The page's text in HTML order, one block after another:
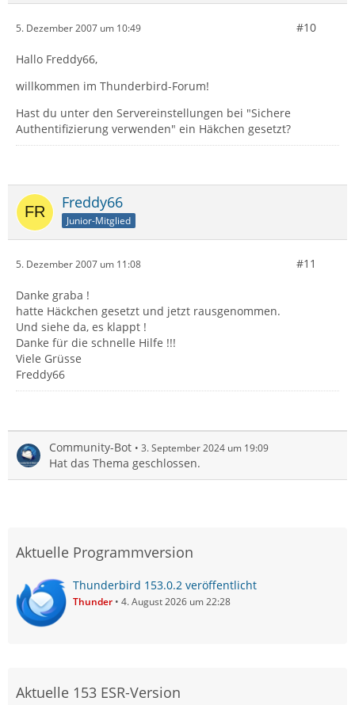
5. Dezember 2007 um 10:49 #10
Hallo Freddy66,
willkommen im Thunderbird-Forum!
Hast du unter den Servereinstellungen bei "Sichere
Authentifizierung verwenden" ein Häkchen gesetzt?
Freddy66
Junior-Mitglied
5. Dezember 2007 um 11:08 #11
Danke graba !
hatte Häckchen gesetzt und jetzt rausgenommen.
Und siehe da, es klappt !
Danke für die schnelle Hilfe !!!
Viele Grüsse
Freddy66
Community-Bot 3. September 2024 um 19:09
Hat das Thema geschlossen.
Aktuelle Programmversion
Thunderbird 153.0.2 veröffentlicht
Thunder 4. August 2026 um 22:28
Aktuelle 153 ESR-Version